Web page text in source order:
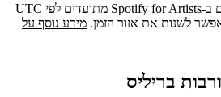
הנתונים הסטטיסטיים ב-Spotify for Artists מתועדים לפי UTC
לשנות את אזור הזמן. מידע נוסף על
בריליס